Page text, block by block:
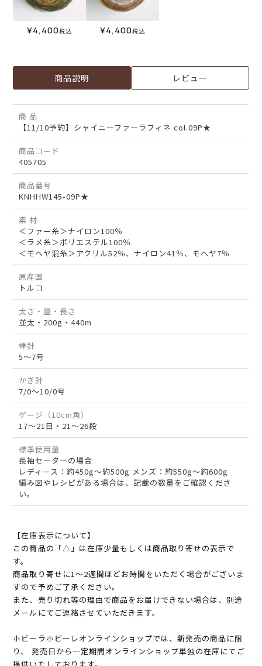
¥4,400税込 ¥4,400税込
商品説明 レビュー
商 品
【11/10予約】シャイニーファーラフィネ col.09P★
商品コード
405705
商品番号
KNHHW145-09P★
素 材
＜ファー糸＞ナイロン100％
＜ラメ糸＞ポリエステル100％
＜モヘヤ混糸＞アクリル52％、ナイロン41％、モヘヤ7％
原産国
トルコ
太さ・量・長さ
並太・200g・440m
棒針
5～7号
かぎ針
7/0～10/0号
ゲージ（10cm角）
17～21目・21～26段
標準使用量
長袖セーターの場合
レディース：約450g～約500g メンズ：約550g～約600g
編み図やレシピがある場合は、記載の数量をご確認くださ
い。
【在庫表示について】
この商品の「△」は在庫少量もしくは商品取り寄せの表示で
す。
商品取り寄せに1～2週間ほどお時間をいただく場合がございま
すので予めご了承ください。
また、売り切れ等の理由で商品をお届けできない場合は、別途
メールにてご連絡させていただきます。
ホビーラホビーレオンラインショップでは、新発売の商品に限
り、 発売日から一定期間オンラインショップ単独の在庫にてご